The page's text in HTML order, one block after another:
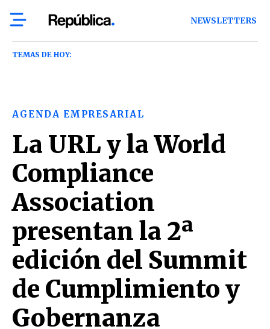
NEWSLETTERS
TEMAS DE HOY:
AGENDA EMPRESARIAL
La URL y la World
Compliance
Association
presentan la 2ª
edición del Summit
de Cumplimiento y
Gobernanza